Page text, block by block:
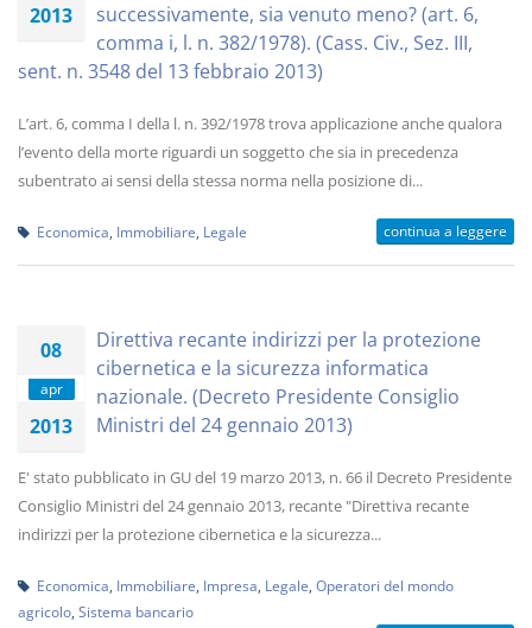
2013
successivamente, sia venuto meno? (art. 6,
comma i, l. n. 382/1978). (Cass. Civ., Sez. III,
sent. n. 3548 del 13 febbraio 2013)
L’art. 6, comma I della l. n. 392/1978 trova applicazione anche qualora
l’evento della morte riguardi un soggetto che sia in precedenza
subentrato ai sensi della stessa norma nella posizione di...
Economica Immobiliare Legale continua a leggere
08
apr
2013
Direttiva recante indirizzi per la protezione
cibernetica e la sicurezza informatica
nazionale. (Decreto Presidente Consiglio
Ministri del 24 gennaio 2013)
E' stato pubblicato in GU del 19 marzo 2013, n. 66 il Decreto Presidente
Consiglio Ministri del 24 gennaio 2013, recante "Direttiva recante
indirizzi per la protezione cibernetica e la sicurezza...
Economica Immobiliare Impresa Legale Operatori del mondo
agricolo Sistema bancario